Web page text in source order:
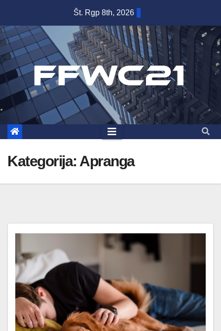
content
Št. Rgp 8th, 2026
Kategorija: Apranga